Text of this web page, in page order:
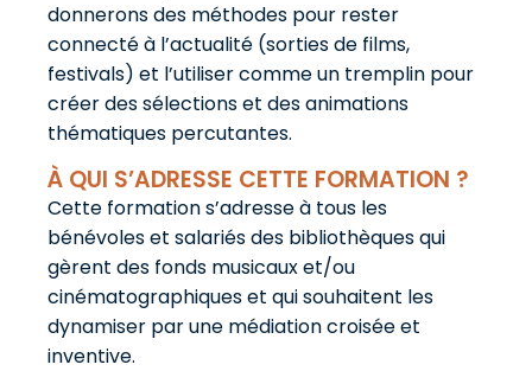
donnerons des méthodes pour rester
connecté à l’actualité (sorties de films,
festivals) et l’utiliser comme un tremplin pour
créer des sélections et des animations
thématiques percutantes.
À QUI S’ADRESSE CETTE FORMATION ?
Cette formation s’adresse à tous les
bénévoles et salariés des bibliothèques qui
gèrent des fonds musicaux et/ou
cinématographiques et qui souhaitent les
dynamiser par une médiation croisée et
inventive.